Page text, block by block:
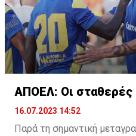
ΑΠΟΕΛ: Οι σταθερές
16.07.2023 14:52
Παρά τη σημαντική